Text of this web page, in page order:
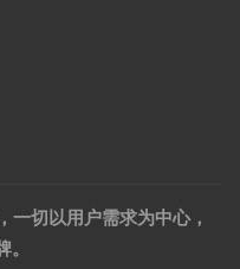
一切以用户需求为中心，